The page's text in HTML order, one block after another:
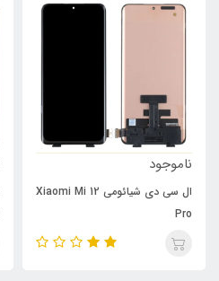
ناموجود
ال سی دی شیائومی Xiaomi Mi 12
Pro